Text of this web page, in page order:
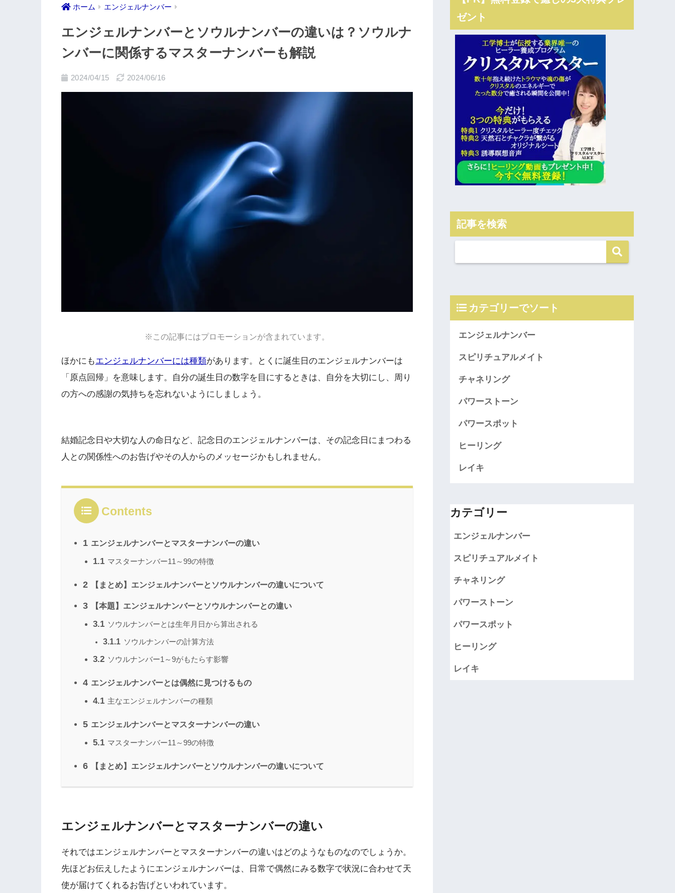
ホーム エンジェルナンバー
エンジェルナンバーとソウルナンバーの違いは？ソウルナ
ンバーに関係するマスターナンバーも解説
2024/04/15 2024/06/16
※この記事にはプロモーションが含まれています。
ほかにもエンジェルナンバーには種類があります。とくに誕生日のエンジェルナンバーは
「原点回帰」を意味します。自分の誕生日の数字を目にするときは、自分を大切にし、周り
の方への感謝の気持ちを忘れないようにしましょう。
結婚記念日や大切な人の命日など、記念日のエンジェルナンバーは、その記念日にまつわる
人との関係性へのお告げやその人からのメッセージかもしれません。
Contents
1 エンジェルナンバーとマスターナンバーの違い
1.1 マスターナンバー11～99の特徴
2 【まとめ】エンジェルナンバーとソウルナンバーの違いについて
3 【本題】エンジェルナンバーとソウルナンバーとの違い
3.1 ソウルナンバーとは生年月日から算出される
3.1.1 ソウルナンバーの計算方法
3.2 ソウルナンバー1～9がもたらす影響
4 エンジェルナンバーとは偶然に見つけるもの
4.1 主なエンジェルナンバーの種類
5 エンジェルナンバーとマスターナンバーの違い
5.1 マスターナンバー11～99の特徴
6 【まとめ】エンジェルナンバーとソウルナンバーの違いについて
エンジェルナンバーとマスターナンバーの違い
それではエンジェルナンバーとマスターナンバーの違いはどのようなものなのでしょうか。
先ほどお伝えしたようにエンジェルナンバーは、日常で偶然にみる数字で状況に合わせて天
使が届けてくれるお告げといわれています。
ゼント
記事を検索
カテゴリーでソート
エンジェルナンバー
スピリチュアルメイト
チャネリング
パワーストーン
パワースポット
ヒーリング
レイキ
カテゴリー
エンジェルナンバー
スピリチュアルメイト
チャネリング
パワーストーン
パワースポット
ヒーリング
レイキ